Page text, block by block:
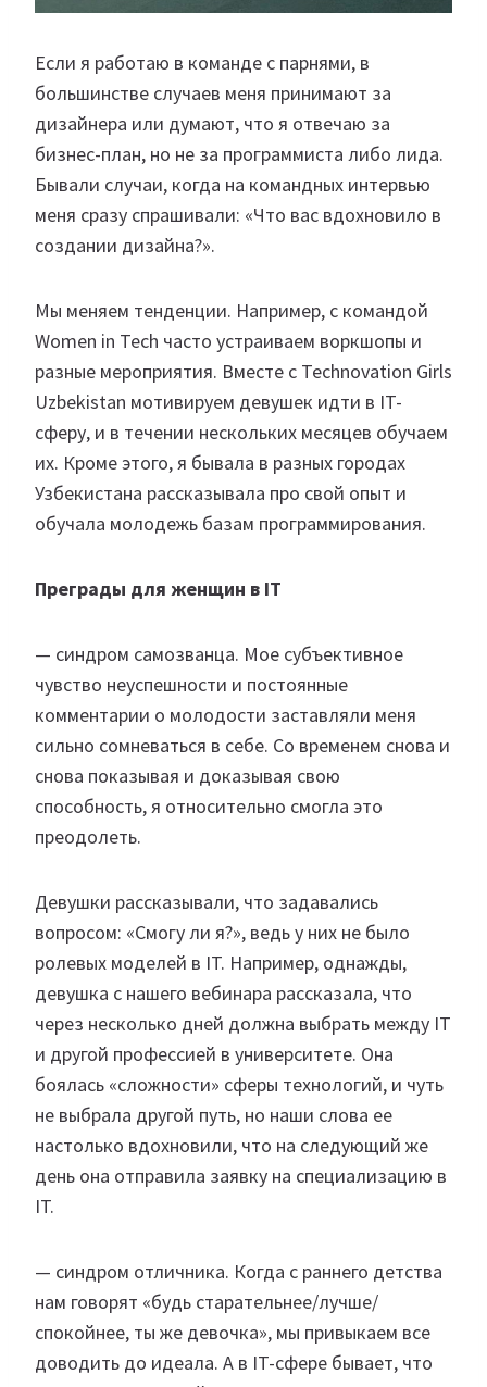
Если я работаю в команде с парнями, в
большинстве случаев меня принимают за
дизайнера или думают, что я отвечаю за
бизнес-план, но не за программиста либо лида.
Бывали случаи, когда на командных интервью
меня сразу спрашивали: «Что вас вдохновило в
создании дизайна?».
Мы меняем тенденции. Например, с командой
Women in Tech часто устраиваем воркшопы и
разные мероприятия. Вместе с Technovation Girls
Uzbekistan мотивируем девушек идти в IT-
сферу, и в течении нескольких месяцев обучаем
их. Кроме этого, я бывала в разных городах
Узбекистана рассказывала про свой опыт и
обучала молодежь базам программирования.
Преграды для женщин в IT
— синдром самозванца. Мое субъективное
чувство неуспешности и постоянные
комментарии о молодости заставляли меня
сильно сомневаться в себе. Со временем снова и
снова показывая и доказывая свою
способность, я относительно смогла это
преодолеть.
Девушки рассказывали, что задавались
вопросом: «Смогу ли я?», ведь у них не было
ролевых моделей в IT. Например, однажды,
девушка с нашего вебинара рассказала, что
через несколько дней должна выбрать между IT
и другой профессией в университете. Она
боялась «сложности» сферы технологий, и чуть
не выбрала другой путь, но наши слова ее
настолько вдохновили, что на следующий же
день она отправила заявку на специализацию в
IT.
— синдром отличника. Когда с раннего детства
нам говорят «будь старательнее/лучше/
спокойнее, ты же девочка», мы привыкаем все
доводить до идеала. А в IT-сфере бывает, что